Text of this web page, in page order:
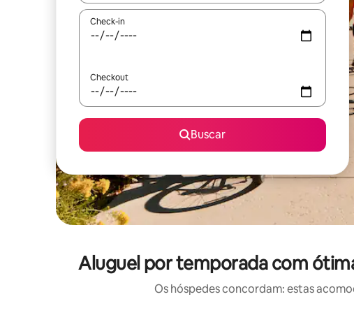
Check-in
Checkout
Buscar
Aluguel por temporada com
Os hóspedes concordam: estas